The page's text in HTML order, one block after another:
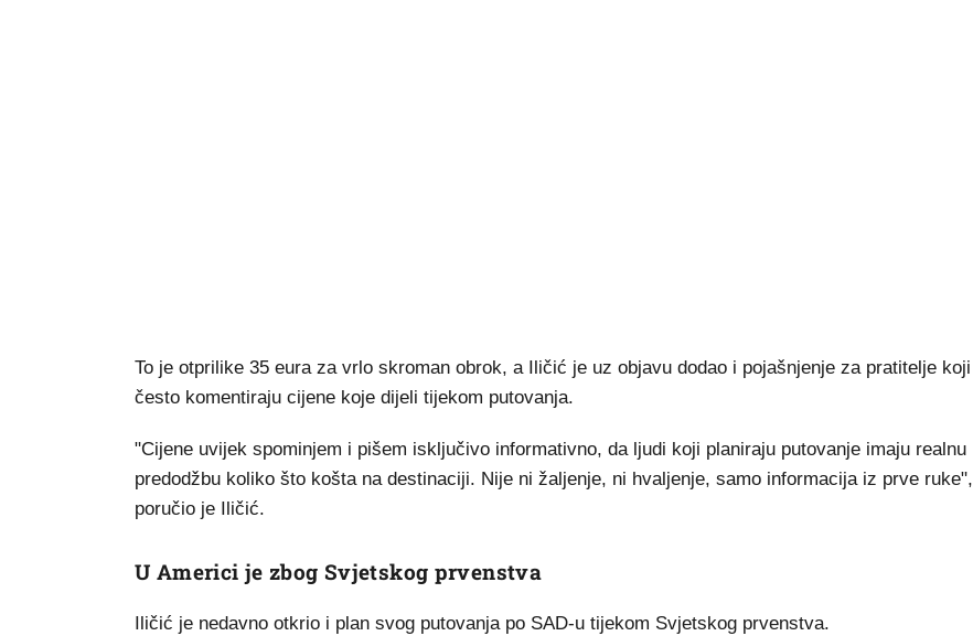
To je otprilike 35 eura za vrlo skroman obrok, a Iličić je uz objavu dodao i pojašnjenje za pratitelje koji
često komentiraju cijene koje dijeli tijekom putovanja.
"Cijene uvijek spominjem i pišem isključivo informativno, da ljudi koji planiraju putovanje imaju realnu
predodžbu koliko što košta na destinaciji. Nije ni žaljenje, ni hvaljenje, samo informacija iz prve ruke",
poručio je Iličić.
U Americi je zbog Svjetskog prvenstva
Iličić je nedavno otkrio i plan svog putovanja po SAD-u tijekom Svjetskog prvenstva.